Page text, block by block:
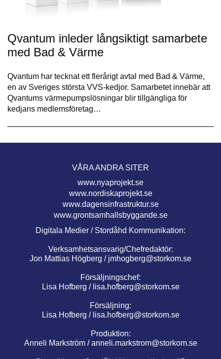
Qvantum inleder långsiktigt samarbete
med Bad & Värme
Qvantum har tecknat ett flerårigt avtal med Bad & Värme,
en av Sveriges största VVS-kedjor. Samarbetet innebär att
Qvantums värmepumpslösningar blir tillgängliga för
kedjans medlemsföretag…
VÅRA ANDRA SITER
www.nyaprojekt.se
www.nordiskaprojekt.se
www.dagensinfrastruktur.se
www.grontsamhallsbyggande.se
Digitala Medier / Stordåhd Kommunikation:
Verksamhetsansvarig/Chefredaktör:
Jon Mattias Högberg / jmhogberg@storkom.se
Försäljningschef:
Lisa Hofberg / lisa.hofberg@storkom.se
Försäljning:
Lisa Hofberg / lisa.hofberg@storkom.se
Produktion:
Anneli Markström /anneli.markstrom@storkom.se